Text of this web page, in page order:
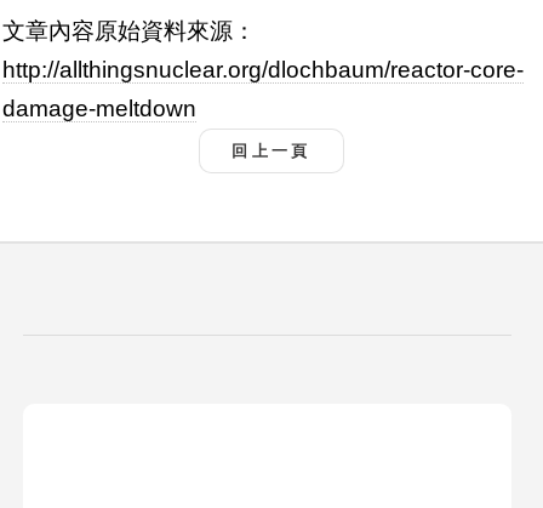
文章內容原始資料來源：
http://allthingsnuclear.org/dlochbaum/reactor-core-
damage-meltdown